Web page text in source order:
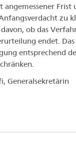
Frist
zu
ob das
endet. Das
entsprechend
Generalsekretärin